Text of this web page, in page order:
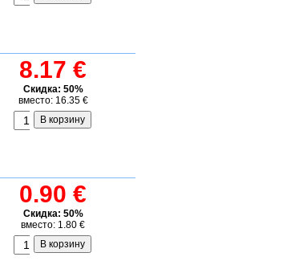
8.17 €
Скидка: 50%
вместо: 16.35 €
0.90 €
Скидка: 50%
вместо: 1.80 €